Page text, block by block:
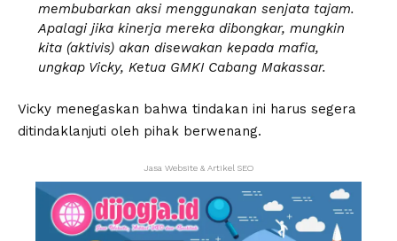
membubarkan aksi menggunakan senjata tajam.
Apalagi jika kinerja mereka dibongkar, mungkin
kita (aktivis) akan disewakan kepada mafia,
ungkap Vicky, Ketua GMKI Cabang Makassar.
Vicky menegaskan bahwa tindakan ini harus segera
ditindaklanjuti oleh pihak berwenang.
Jasa Website & Artikel SEO